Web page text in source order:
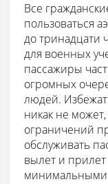
Все
пользоваться
до тринадцати
для военных
пассажиры
огромных
людей.
никак не
ограничений
обслуживать
вылет и
минимальными